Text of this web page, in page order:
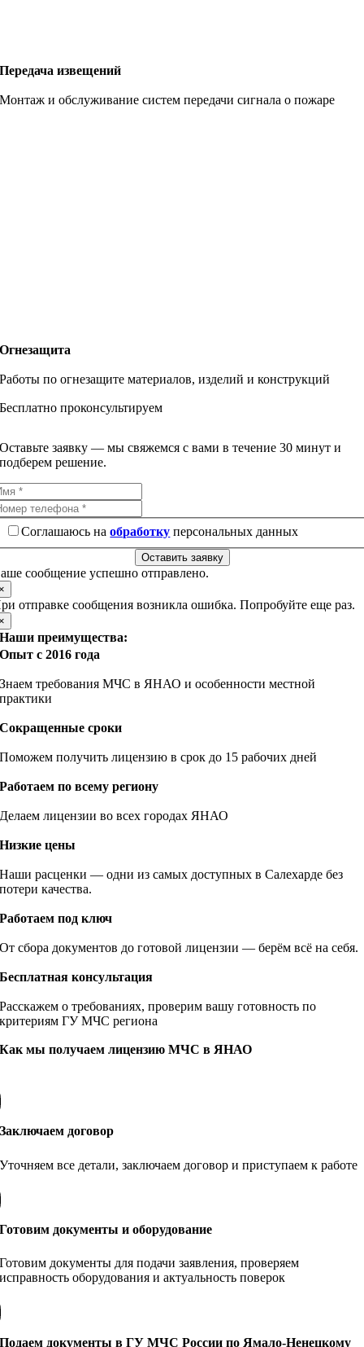
Передача извещений
Монтаж и обслуживание систем передачи сигнала о пожаре
Огнезащита
Работы по огнезащите материалов, изделий и конструкций
Бесплатно проконсультируем
Оставьте заявку — мы свяжемся с вами в течение 30 минут и
подберем решение.
Соглашаюсь наобработку персональных данных
Оставить заявку
сообщение успешно отправлено.
отправке сообщения возникла ошибка. Попробуйте еще раз.
Наши преимущества:
Опыт с 2016 года
Знаем требования МЧС в ЯНАО и особенности местной
практики
Сокращенные сроки
Поможем получить лицензию в срок до 15 рабочих дней
Работаем по всему региону
Делаем лицензии во всех городах ЯНАО
Низкие цены
Наши расценки — одни из самых доступных в Салехарде без
потери качества.
Работаем под ключ
От сбора документов до готовой лицензии — берём всё на себя.
Бесплатная консультация
Расскажем о требованиях, проверим вашу готовность по
критериям ГУ МЧС региона
Как мы получаем лицензию МЧС в ЯНАО
Заключаем договор
Уточняем все детали, заключаем договор и приступаем к работе
Готовим документы и оборудование
Готовим документы для подачи заявления, проверяем
исправность оборудования и актуальность поверок
Подаем документы в ГУ МЧС России по Ямало-Ненецкому